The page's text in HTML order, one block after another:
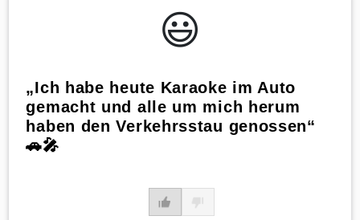
😃️
„Ich habe heute Karaoke im Auto
gemacht und alle um mich herum
haben den Verkehrsstau genossen“
🚗🎤